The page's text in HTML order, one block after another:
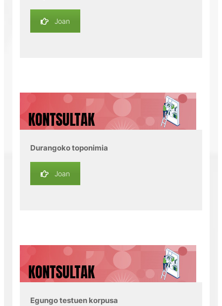
Joan
Durangoko toponimia
Joan
Egungo testuen korpusa